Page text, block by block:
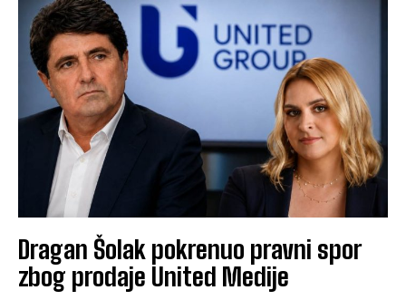
Dragan Šolak pokrenuo pravni spor
zbog prodaje United Medije